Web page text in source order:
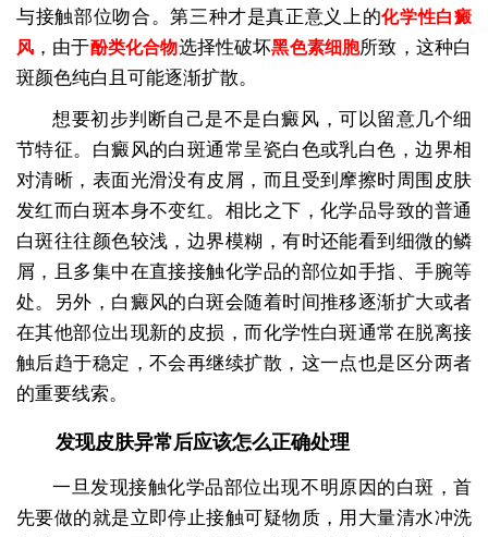
与接触部位吻合。第三种才是真正意义上的化学性白癜
风 ，由于酚类化合物选择性破坏黑色素细胞所致，这种白
斑颜色纯白且可能逐渐扩散。
想要初步判断自己是不是白癜风，可以留意几个细
节特征。白癜风的白斑通常呈瓷白色或乳白色，边界相
对清晰，表面光滑没有皮屑，而且受到摩擦时周围皮肤
发红而白斑本身不变红。相比之下，化学品导致的普通
白斑往往颜色较浅，边界模糊，有时还能看到细微的鳞
屑，且多集中在直接接触化学品的部位如手指、手腕等
处。另外，白癜风的白斑会随着时间推移逐渐扩大或者
在其他部位出现新的皮损，而化学性白斑通常在脱离接
触后趋于稳定，不会再继续扩散，这一点也是区分两者
的重要线索。
发现皮肤异常后应该怎么正确处理
一旦发现接触化学品部位出现不明原因的白斑，首
先要做的就是立即停止接触可疑物质，用大量清水冲洗